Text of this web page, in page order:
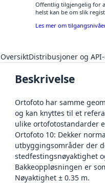
Offentlig tilgjengelig for
helst kan be om slik
Les mer om
OversiktDistribusjoner og
Beskrivelse
Ortofoto har samme
og kan knyttes til et
ulike ortofotostandarder
Ortofoto 10: Dekker
utbyggingsområder der
stedfestingsnøyaktighet
Bakkeoppløsningen er
Nøyaktighet ± 0.35 m.